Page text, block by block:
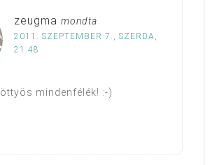
zeugma mondta
2011. SZEPTEMBER 7., SZERDA,
21:48
mindenfélék! :-)